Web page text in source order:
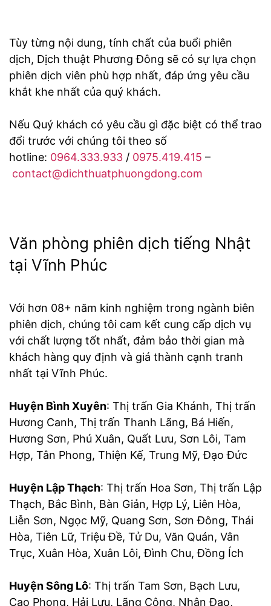
Tùy từng nội dung, tính chất của buổi phiên
dịch, Dịch thuật Phương Đông sẽ có sự lựa chọn
phiên dịch viên phù hợp nhất, đáp ứng yêu cầu
khắt khe nhất của quý khách.
Nếu Quý khách có yêu cầu gì đặc biệt có thể trao
đổi trước với chúng tôi theo số
hotline: 0964.333.933 / 0975.419.415 –
contact@dichthuatphuongdong.com
Văn phòng phiên dịch tiếng Nhật
tại Vĩnh Phúc
Với hơn 08+ năm kinh nghiệm trong ngành biên
phiên dịch, chúng tôi cam kết cung cấp dịch vụ
với chất lượng tốt nhất, đảm bảo thời gian mà
khách hàng quy định và giá thành cạnh tranh
nhất tại Vĩnh Phúc.
Huyện Bình Xuyên: Thị trấn Gia Khánh, Thị trấn
Hương Canh, Thị trấn Thanh Lãng, Bá Hiến,
Hương Sơn, Phú Xuân, Quất Lưu, Sơn Lôi, Tam
Hợp, Tân Phong, Thiện Kế, Trung Mỹ, Đạo Đức
Huyện Lập Thạch: Thị trấn Hoa Sơn, Thị trấn Lập
Thạch, Bắc Bình, Bàn Giản, Hợp Lý, Liên Hòa,
Liễn Sơn, Ngọc Mỹ, Quang Sơn, Sơn Đông, Thái
Hòa, Tiên Lữ, Triệu Đề, Tử Du, Văn Quán, Vân
Trục, Xuân Hòa, Xuân Lôi, Đình Chu, Đồng Ích
Huyện Sông Lô: Thị trấn Tam Sơn, Bạch Lưu,
Cao Phong, Hải Lựu, Lãng Công, Nhân Đạo,